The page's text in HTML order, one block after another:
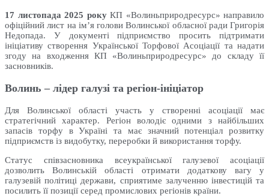
17 листопада 2025 рокуКП «Волиньприродресурс» направило
офіційний лист на ім’я голови Волинської обласної ради Григорія
Недопада. У документі підприємство просить підтримати
ініціативу створення Української Торфової Асоціації та надати
згоду на входження КП «Волиньприродресурс» до складу її
засновників.
Волинь – лідер галузі та регіон-ініціатор
Для Волинської області участь у створенні асоціації має
стратегічний характер. Регіон володіє одними з найбільших
запасів торфу в Україні та має значний потенціал розвитку
підприємств із видобутку, переробки й використання торфу.
Статус співзасновника всеукраїнської галузевої асоціації
дозволить Волинській області отримати додаткову вагу у
галузевій політиці держави, сприятиме залученню інвестицій та
посилить її позиції серед промислових регіонів країни.